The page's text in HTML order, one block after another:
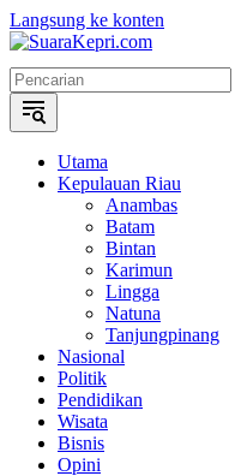
Langsung ke konten
Utama
Kepulauan Riau
Anambas
Batam
Bintan
Karimun
Lingga
Natuna
Tanjungpinang
Nasional
Politik
Pendidikan
Wisata
Bisnis
Opini